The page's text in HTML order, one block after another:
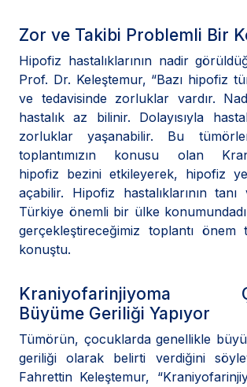
Zor ve Takibi Problemli Bir
Hipofiz hastalıklarının nadir
Prof. Dr. Keleştemur, “Bazı hipofiz
ve tedavisinde zorluklar vardır.
hastalık az bilinir. Dolayısıyla
zorluklar yaşanabilir. Bu
toplantımızın konusu olan
hipofiz bezini etkileyerek, hipofiz
açabilir. Hipofiz hastalıklarının tanı
Türkiye önemli bir ülke
gerçekleştireceğimiz toplantı önem
konuştu.
Kraniyofarinjiyoma
Büyüme Geriliği Yapıyor
Tümörün, çocuklarda genellikle
geriliği olarak belirti verdiğini
Fahrettin Keleştemur,